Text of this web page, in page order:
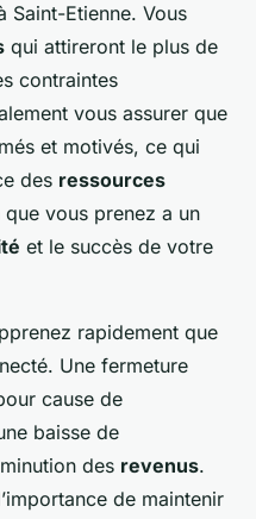
Saint-Etienne. Vous
qui attireront le plus de
contraintes
vous assurer que
et motivés, ce qui
des ressources
vous prenez a un
et le succès de votre
rapidement que
Une fermeture
cause de
baisse de
des revenus.
de maintenir